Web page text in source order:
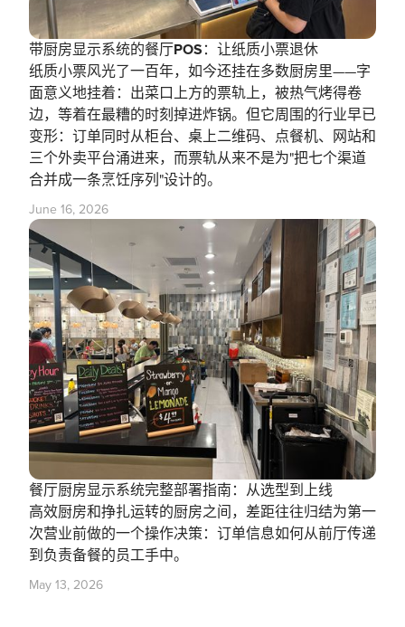
带厨房显示系统的餐厅POS：让纸质小票退休
纸质小票风光了一百年，如今还挂在多数厨房里——字
面意义地挂着：出菜口上方的票轨上，被热气烤得卷
边，等着在最糟的时刻掉进炸锅。但它周围的行业早已
变形：订单同时从柜台、桌上二维码、点餐机、网站和
三个外卖平台涌进来，而票轨从来不是为"把七个渠道
合并成一条烹饪序列"设计的。
June 16, 2026
餐厅厨房显示系统完整部署指南：从选型到上线
高效厨房和挣扎运转的厨房之间，差距往往归结为第一
次营业前做的一个操作决策：订单信息如何从前厅传递
到负责备餐的员工手中。
May 13, 2026